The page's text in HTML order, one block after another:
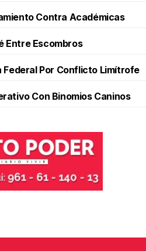
Contra Académicas
Entre Escombros
Federal Por Conflicto Limítrofe
Con Binomios Caninos